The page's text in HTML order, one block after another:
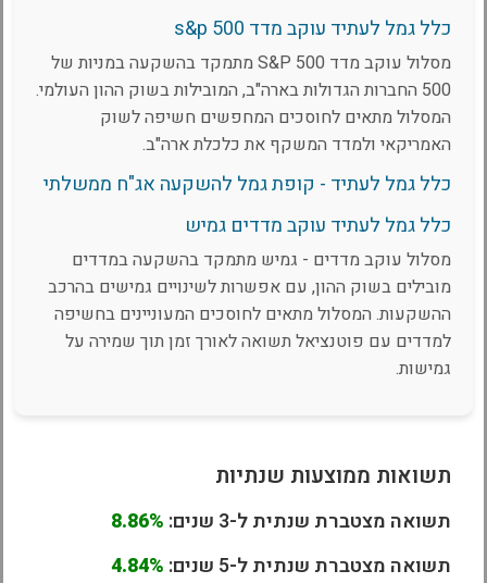
כלל גמל לעתיד עוקב מדד s&p 500
מסלול עוקב מדד S&P 500 מתמקד בהשקעה במניות של
500 החברות הגדולות בארה"ב, המובילות בשוק ההון העולמי.
המסלול מתאים לחוסכים המחפשים חשיפה לשוק
האמריקאי ולמדד המשקף את כלכלת ארה"ב.
כלל גמל לעתיד - קופת גמל להשקעה אג"ח ממשלתי
כלל גמל לעתיד עוקב מדדים גמיש
מסלול עוקב מדדים - גמיש מתמקד בהשקעה במדדים
מובילים בשוק ההון, עם אפשרות לשינויים גמישים בהרכב
ההשקעות. המסלול מתאים לחוסכים המעוניינים בחשיפה
למדדים עם פוטנציאל תשואה לאורך זמן תוך שמירה על
גמישות.
תשואות ממוצעות שנתיות
תשואה מצטברת שנתית ל-3 שנים:
8.86%
תשואה מצטברת שנתית ל-5 שנים:
4.84%